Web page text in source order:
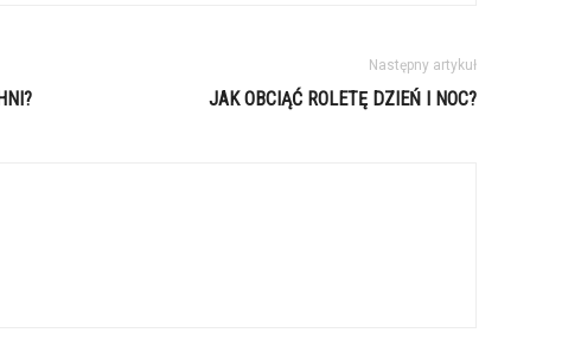
Następny artykuł
JAK OBCIĄĆ ROLETĘ DZIEŃ I NOC?